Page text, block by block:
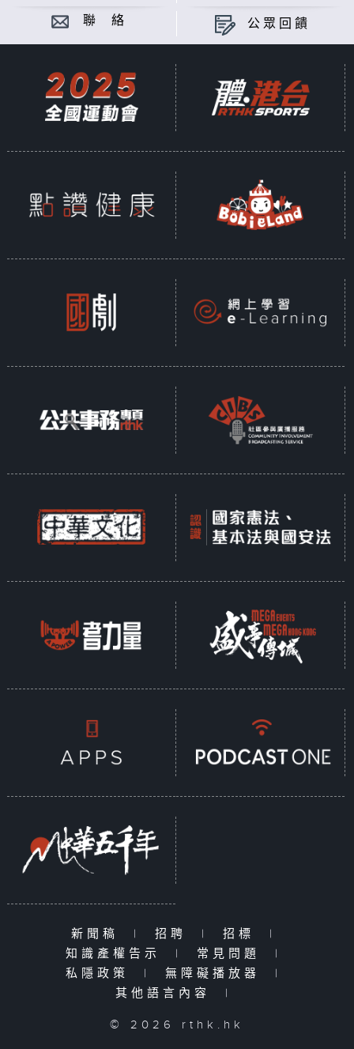
聯 絡 公眾回饋
新聞稿 | 招聘 | 招標
|
知識產權告示
| 常見問題
|
私隱政策
| 無障礙播放器
|
其他語言內容
|
© 2026 rthk.hk